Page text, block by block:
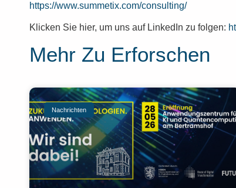
https://www.summetix.com/consulting/
Klicken Sie hier, um uns auf LinkedIn zu folgen:
Mehr Zu Erforschen
Nachrichten